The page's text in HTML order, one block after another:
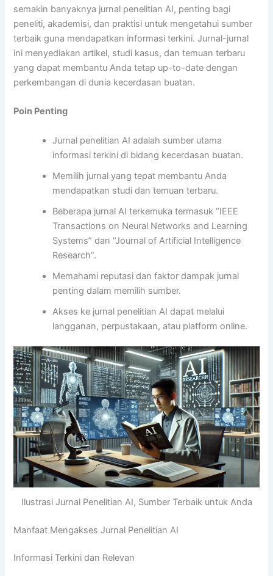
semakin banyaknya jurnal penelitian AI, penting bagi
peneliti, akademisi, dan praktisi untuk mengetahui sumber
terbaik guna mendapatkan informasi terkini. Jurnal-jurnal
ini menyediakan artikel, studi kasus, dan temuan terbaru
yang dapat membantu Anda tetap up-to-date dengan
perkembangan di dunia kecerdasan buatan.
Poin Penting
Jurnal penelitian AI adalah sumber utama
informasi terkini di bidang kecerdasan buatan.
Memilih jurnal yang tepat membantu Anda
mendapatkan studi dan temuan terbaru.
Beberapa jurnal AI terkemuka termasuk “IEEE
Transactions on Neural Networks and Learning
Systems” dan “Journal of Artificial Intelligence
Research”.
Memahami reputasi dan faktor dampak jurnal
penting dalam memilih sumber.
Akses ke jurnal penelitian AI dapat melalui
langganan, perpustakaan, atau platform online.
Ilustrasi Jurnal Penelitian AI, Sumber Terbaik untuk Anda
Manfaat Mengakses Jurnal Penelitian AI
Informasi Terkini dan Relevan